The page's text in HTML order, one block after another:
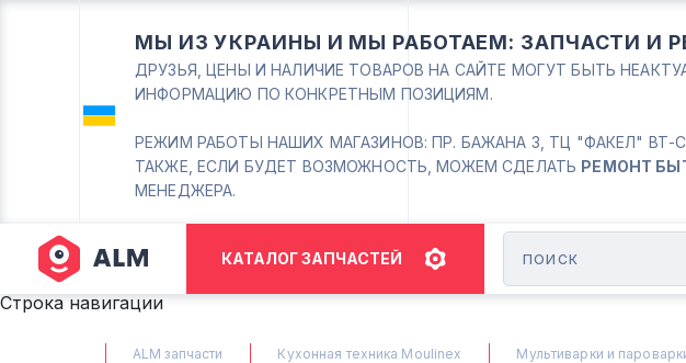
МЫ ИЗ УКРАИНЫ И МЫ РАБОТАЕМ: ЗАПЧАСТИ И
ДРУЗЬЯ, ЦЕНЫ И НАЛИЧИЕ ТОВАРОВ НА САЙТЕ МОГУТ БЫТЬ
ИНФОРМАЦИЮ ПО КОНКРЕТНЫМ ПОЗИЦИЯМ.
РЕЖИМ РАБОТЫ НАШИХ МАГАЗИНОВ: ПР. БАЖАНА 3, ТЦ "ФАКЕЛ" ВТ-
ТАКЖЕ, ЕСЛИ БУДЕТ ВОЗМОЖНОСТЬ, МОЖЕМ СДЕЛАТЬ РЕМОНТ
МЕНЕДЖЕРА.
КАТАЛОГ ЗАПЧАСТЕЙ
Строка навигации
ALM запчасти Кухонная техника Moulinex Мультиварки и